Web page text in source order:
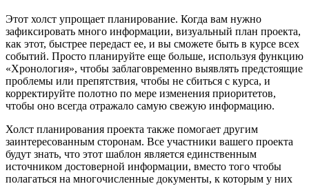
Этот холст упрощает планирование. Когда вам нужно
зафиксировать много информации, визуальный план проекта,
как этот, быстрее передаст ее, и вы сможете быть в курсе всех
событий. Просто планируйте еще больше, используя функцию
«Хронология», чтобы заблаговременно выявлять предстоящие
проблемы или препятствия, чтобы не сбиться с курса, и
корректируйте полотно по мере изменения приоритетов,
чтобы оно всегда отражало самую свежую информацию.
Холст планирования проекта также помогает другим
заинтересованным сторонам. Все участники вашего проекта
будут знать, что этот шаблон является единственным
источником достоверной информации, вместо того чтобы
полагаться на многочисленные документы, к которым у них